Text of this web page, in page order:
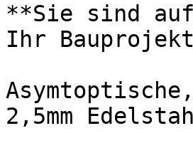
**Sie sind
Ihr
2,5mm